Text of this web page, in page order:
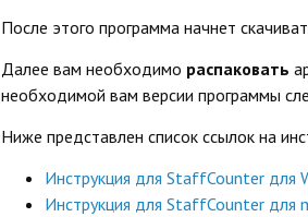
После этого программа начнет
Далее вам необходимо распаковать
необходимой вам версии программы
Ниже представлен список ссылок на
Инструкция для StaffCounter для
Инструкция для StaffCounter для